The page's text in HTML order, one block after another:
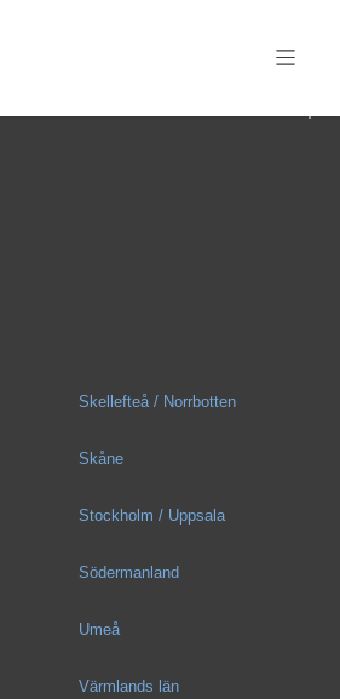
Skellefteå / Norrbotten
Skåne
Stockholm / Uppsala
Södermanland
Umeå
Värmlands län